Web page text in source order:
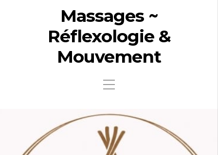
Massages ~
Réflexologie &
Mouvement